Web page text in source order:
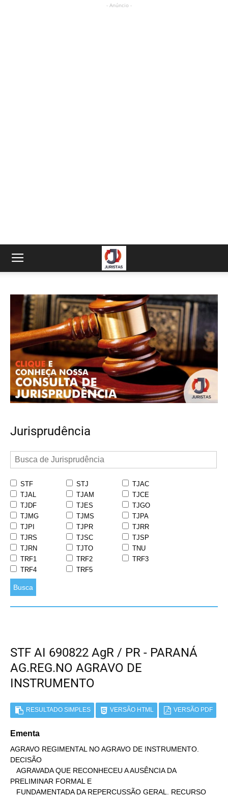
- Anúncio -
Jurisprudência
STF STJ
TJAC
TJAL
TJAM
TJCE
TJDF
TJES
TJGO
TJMG
TJMS
TJPA
TJPI
TJPR
TJRR
TJRS
TJSC
TJSP
TJRN
TJTO
TNU
TRF1
TRF2
TRF3
TRF4
TRF5
Busca
STF AI 690822 AgR / PR - PARANÁ
AG.REG.NO AGRAVO DE
INSTRUMENTO
RESULTADO SIMPLES VERSÃO HTML VERSÃO PDF
Ementa
AGRAVO REGIMENTAL NO AGRAVO DE INSTRUMENTO.
DECISÃO
PRELIMINAR FORMAL E